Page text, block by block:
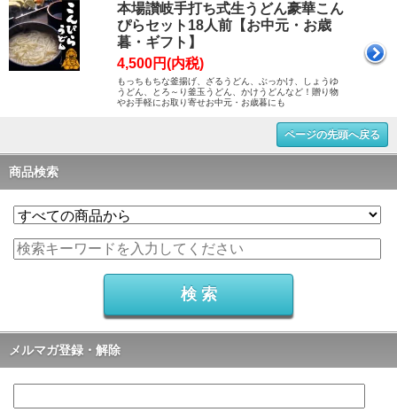
本場讃岐手打ち式生うどん豪華こん
ぴらセット18人前【お中元・お歳
暮・ギフト】
4,500円(内税)
もっちもちな釜揚げ、ざるうどん、ぶっかけ、しょうゆ
うどん、とろ～り釜玉うどん、かけうどんなど！贈り物
やお手軽にお取り寄せお中元・お歳暮にも
ページの先頭へ戻る
商品検索
メルマガ登録・解除